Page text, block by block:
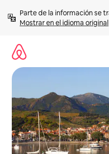
contenidoMostrar en el idioma original